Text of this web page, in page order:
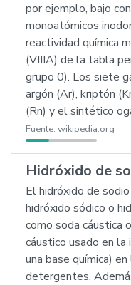
por ejemplo, bajo
monoatómicos
reactividad química
(VIIIA) de la tabla
grupo 0). Los siete
argón (Ar), kriptón
(Rn) y el sintético
Fuente: wikipedia.org
Hidróxido de
El hidróxido de
hidróxido sódico o
como soda cáustica
cáustico usado en
una base química)
detergentes.